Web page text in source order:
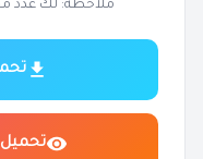
ملاحظة: لك عدد